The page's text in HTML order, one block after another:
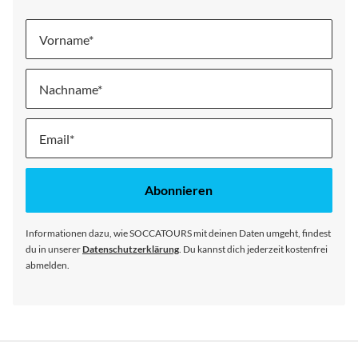
Vorname
Nachname
Melde
für
Abonnieren
Informationen dazu, wie SOCCATOURS mit deinen Daten umgeht, findest
du in unsererDatenschutzerklärung. Du kannst dich jederzeit kostenfrei
abmelden.